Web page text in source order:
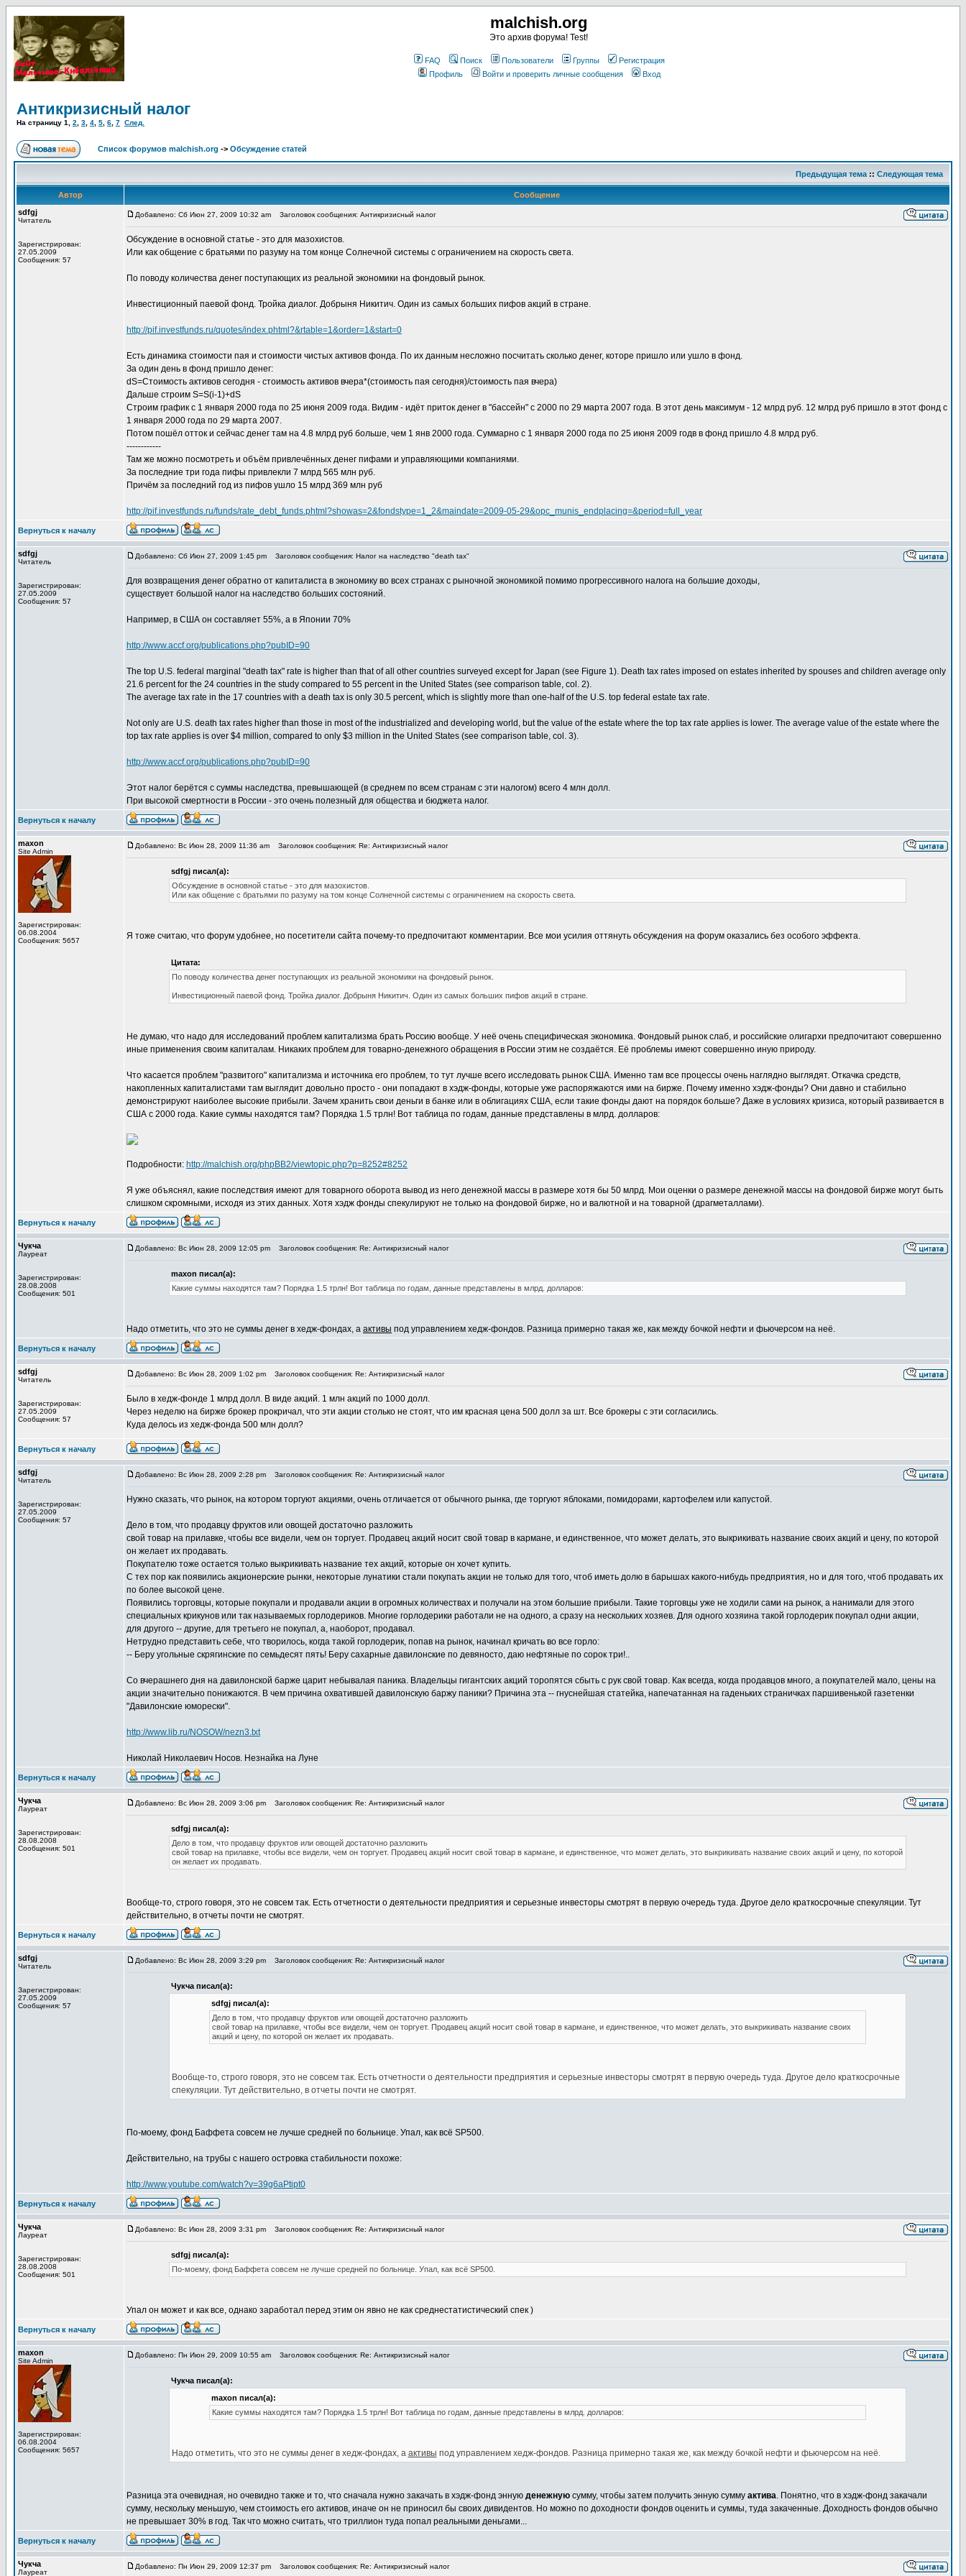
malchish.org
Это архив форума! Test!
FAQ Поиск Пользователи Группы
Регистрация
Профиль
Войти и проверить личные сообщения Вход
Антикризисный налог
На страницу 1 2 3 4 5 6 7 След.
Список форумов malchish.org -> Обсуждение статей
Предыдущая тема :: Следующая тема
Автор
Сообщение
sdfgj
Читатель
Зарегистрирован:
27.05.2009
Сообщения: 57
Добавлено: Сб Июн 27, 2009 10:32 am Заголовок сообщения: Антикризисный налог
Обсуждение в основной статье - это для мазохистов.
Или как общение с братьями по разуму на том конце Солнечной системы с ограничением на скорость света.
По поводу количества денег поступающих из реальной экономики на фондовый рынок.
Инвестиционный паевой фонд. Тройка диалог. Добрыня Никитич. Один из самых больших пифов акций в стране.
http://pif.investfunds.ru/quotes/index.phtml?&rtable=1&order=1&start=0
Есть динамика стоимости пая и стоимости чистых активов фонда. По их данным несложно посчитать сколько денег, которе пришло или ушло в фонд.
За один день в фонд пришло денег:
dS=Стоимость активов сегодня - стоимость активов вчера*(стоимость пая сегодня)/стоимость пая вчера)
Дальше строим S=S(i-1)+dS
Строим график с 1 января 2000 года по 25 июня 2009 года. Видим - идёт приток денег в "бассейн" c 2000 по 29 марта 2007 года. В этот день максимум - 12 млрд руб. 12 млрд руб пришло в этот фонд с
1 января 2000 года по 29 марта 2007.
Потом пошёл отток и сейчас денег там на 4.8 млрд руб больше, чем 1 янв 2000 года. Суммарно с 1 января 2000 года по 25 июня 2009 годв в фонд пришло 4.8 млрд руб.
------------
Там же можно посмотреть и объём привлечённых денег пифами и управляющими компаниями.
За последние три года пифы привлекли 7 млрд 565 млн руб.
Причём за последний год из пифов ушло 15 млрд 369 млн руб
http://pif.investfunds.ru/funds/rate_debt_funds.phtml?showas=2&fondstype=1_2&maindate=2009-05-29&opc_munis_endplacing=&period=full_year
Вернуться к началу
sdfgj
Читатель
Зарегистрирован:
27.05.2009
Сообщения: 57
Добавлено: Сб Июн 27, 2009 1:45 pm Заголовок сообщения: Налог на наследство "death tax"
Для возвращения денег обратно от капиталиста в экономику во всех странах с рыночной экономикой помимо прогрессивного налога на большие доходы,
существует большой налог на наследство больших состояний.
Например, в США он составляет 55%, а в Японии 70%
http://www.accf.org/publications.php?pubID=90
The top U.S. federal marginal "death tax" rate is higher than that of all other countries surveyed except for Japan (see Figure 1). Death tax rates imposed on estates inherited by spouses and children average only
21.6 percent for the 24 countries in the study compared to 55 percent in the United States (see comparison table, col. 2).
The average tax rate in the 17 countries with a death tax is only 30.5 percent, which is slightly more than one-half of the U.S. top federal estate tax rate.
Not only are U.S. death tax rates higher than those in most of the industrialized and developing world, but the value of the estate where the top tax rate applies is lower. The average value of the estate where the
top tax rate applies is over $4 million, compared to only $3 million in the United States (see comparison table, col. 3).
http://www.accf.org/publications.php?pubID=90
Этот налог берётся с суммы наследства, превышающей (в среднем по всем странам с эти налогом) всего 4 млн долл.
При высокой смертности в России - это очень полезный для общества и бюджета налог.
Вернуться к началу
maxon
Site Admin
Зарегистрирован:
06.08.2004
Сообщения: 5657
Добавлено: Вс Июн 28, 2009 11:36 am Заголовок сообщения: Re: Антикризисный налог
sdfgj писал(а):
Обсуждение в основной статье - это для мазохистов.
Или как общение с братьями по разуму на том конце Солнечной системы с ограничением на скорость света.
Я тоже считаю, что форум удобнее, но посетители сайта почему-то предпочитают комментарии. Все мои усилия оттянуть обсуждения на форум оказались без особого эффекта.
Цитата:
По поводу количества денег поступающих из реальной экономики на фондовый рынок.
Инвестиционный паевой фонд. Тройка диалог. Добрыня Никитич. Один из самых больших пифов акций в стране.
Не думаю, что надо для исследований проблем капитализма брать Россию вообще. У неё очень специфическая экономика. Фондовый рынок слаб, и российские олигархи предпочитают совершенно
иные применения своим капиталам. Никаких проблем для товарно-денежного обращения в России этим не создаётся. Её проблемы имеют совершенно иную природу.
Что касается проблем "развитого" капитализма и источника его проблем, то тут лучше всего исследовать рынок США. Именно там все процессы очень наглядно выглядят. Откачка средств,
накопленных капиталистами там выглядит довольно просто - они попадают в хэдж-фонды, которые уже распоряжаются ими на бирже. Почему именно хэдж-фонды? Они давно и стабильно
демонстрируют наиболее высокие прибыли. Зачем хранить свои деньги в банке или в облигациях США, если такие фонды дают на порядок больше? Даже в условиях кризиса, который развивается в
США с 2000 года. Какие суммы находятся там? Порядка 1.5 трлн! Вот таблица по годам, данные представлены в млрд. долларов:
Подробности: http://malchish.org/phpBB2/viewtopic.php?p=8252#8252
Я уже объяснял, какие последствия имеют для товарного оборота вывод из него денежной массы в размере хотя бы 50 млрд. Мои оценки о размере денежной массы на фондовой бирже могут быть
слишком скромными, исходя из этих данных. Хотя хэдж фонды спекулируют не только на фондовой бирже, но и валютной и на товарной (драгметаллами).
Вернуться к началу
Чукча
Лауреат
Зарегистрирован:
28.08.2008
Сообщения: 501
Добавлено: Вс Июн 28, 2009 12:05 pm Заголовок сообщения: Re: Антикризисный налог
maxon писал(а):
Какие суммы находятся там? Порядка 1.5 трлн! Вот таблица по годам, данные представлены в млрд. долларов:
Надо отметить, что это не суммы денег в хедж-фондах, а активы под управлением хедж-фондов. Разница примерно такая же, как между бочкой нефти и фьючерсом на неё.
Вернуться к началу
sdfgj
Читатель
Зарегистрирован:
27.05.2009
Сообщения: 57
Добавлено: Вс Июн 28, 2009 1:02 pm Заголовок сообщения: Re: Антикризисный налог
Было в хедж-фонде 1 млрд долл. В виде акций. 1 млн акций по 1000 долл.
Через неделю на бирже брокер прокричал, что эти акции столько не стоят, что им красная цена 500 долл за шт. Все брокеры с эти согласились.
Куда делось из хедж-фонда 500 млн долл?
Вернуться к началу
sdfgj
Читатель
Зарегистрирован:
27.05.2009
Сообщения: 57
Добавлено: Вс Июн 28, 2009 2:28 pm Заголовок сообщения: Re: Антикризисный налог
Нужно сказать, что рынок, на котором торгуют акциями, очень отличается от обычного рынка, где торгуют яблоками, помидорами, картофелем или капустой.
Дело в том, что продавцу фруктов или овощей достаточно разложить
свой товар на прилавке, чтобы все видели, чем он торгует. Продавец акций носит свой товар в кармане, и единственное, что может делать, это выкрикивать название своих акций и цену, по которой
он желает их продавать.
Покупателю тоже остается только выкрикивать название тех акций, которые он хочет купить.
С тех пор как появились акционерские рынки, некоторые лунатики стали покупать акции не только для того, чтоб иметь долю в барышах какого-нибудь предприятия, но и для того, чтоб продавать их
по более высокой цене.
Появились торговцы, которые покупали и продавали акции в огромных количествах и получали на этом большие прибыли. Такие торговцы уже не ходили сами на рынок, а нанимали для этого
специальных крикунов или так называемых горлодериков. Многие горлодерики работали не на одного, а сразу на нескольких хозяев. Для одного хозяина такой горлодерик покупал одни акции,
для другого -- другие, для третьего не покупал, а, наоборот, продавал.
Нетрудно представить себе, что творилось, когда такой горлодерик, попав на рынок, начинал кричать во все горло:
-- Беру угольные скрягинские по семьдесят пять! Беру сахарные давилонские по девяносто, даю нефтяные по сорок три!..
Со вчерашнего дня на давилонской барже царит небывалая паника. Владельцы гигантских акций торопятся сбыть с рук свой товар. Как всегда, когда продавцов много, а покупателей мало, цены на
акции значительно понижаются. В чем причина охватившей давилонскую баржу паники? Причина эта -- гнуснейшая статейка, напечатанная на гаденьких страничках паршивенькой газетенки
"Давилонские юморески".
http://www.lib.ru/NOSOW/nezn3.txt
Николай Николаевич Носов. Незнайка на Луне
Вернуться к началу
Чукча
Лауреат
Зарегистрирован:
28.08.2008
Сообщения: 501
Добавлено: Вс Июн 28, 2009 3:06 pm Заголовок сообщения: Re: Антикризисный налог
sdfgj писал(а):
Дело в том, что продавцу фруктов или овощей достаточно разложить
свой товар на прилавке, чтобы все видели, чем он торгует. Продавец акций носит свой товар в кармане, и единственное, что может делать, это выкрикивать название своих акций и цену, по которой
он желает их продавать.
Вообще-то, строго говоря, это не совсем так. Есть отчетности о деятельности предприятия и серьезные инвесторы смотрят в первую очередь туда. Другое дело краткосрочные спекуляции. Тут
действительно, в отчеты почти не смотрят.
Вернуться к началу
sdfgj
Читатель
Зарегистрирован:
27.05.2009
Сообщения: 57
Добавлено: Вс Июн 28, 2009 3:29 pm Заголовок сообщения: Re: Антикризисный налог
Чукча писал(а):
sdfgj писал(а):
Дело в том, что продавцу фруктов или овощей достаточно разложить
свой товар на прилавке, чтобы все видели, чем он торгует. Продавец акций носит свой товар в кармане, и единственное, что может делать, это выкрикивать название своих
акций и цену, по которой он желает их продавать.
Вообще-то, строго говоря, это не совсем так. Есть отчетности о деятельности предприятия и серьезные инвесторы смотрят в первую очередь туда. Другое дело краткосрочные
спекуляции. Тут действительно, в отчеты почти не смотрят.
По-моему, фонд Баффета совсем не лучше средней по больнице. Упал, как всё SP500.
Действительно, на трубы с нашего островка стабильности похоже:
http://www.youtube.com/watch?v=39g6aPtipt0
Вернуться к началу
Чукча
Лауреат
Зарегистрирован:
28.08.2008
Сообщения: 501
Добавлено: Вс Июн 28, 2009 3:31 pm Заголовок сообщения: Re: Антикризисный налог
sdfgj писал(а):
По-моему, фонд Баффета совсем не лучше средней по больнице. Упал, как всё SP500.
Упал он может и как все, однако заработал перед этим он явно не как среднестатистический спек )
Вернуться к началу
maxon
Site Admin
Зарегистрирован:
06.08.2004
Сообщения: 5657
Добавлено: Пн Июн 29, 2009 10:55 am Заголовок сообщения: Re: Антикризисный налог
Чукча писал(а):
maxon писал(а):
Какие суммы находятся там? Порядка 1.5 трлн! Вот таблица по годам, данные представлены в млрд. долларов:
Надо отметить, что это не суммы денег в хедж-фондах, а активы под управлением хедж-фондов. Разница примерно такая же, как между бочкой нефти и фьючерсом на неё.
Разница эта очевидная, но очевидно также и то, что сначала нужно закачать в хэдж-фонд энную денежную сумму, чтобы затем получить энную сумму актива. Понятно, что в хэдж-фонд закачали
сумму, нескольку меньшую, чем стоимость его активов, иначе он не приносил бы своих дивидентов. Но можно по доходности фондов оценить и суммы, туда закаченные. Доходность фондов обычно
не превышает 30% в год. Так что можно считать, что триллион туда попал реальными деньгами...
Вернуться к началу
Чукча
Лауреат
Добавлено: Пн Июн 29, 2009 12:37 pm Заголовок сообщения: Re: Антикризисный налог